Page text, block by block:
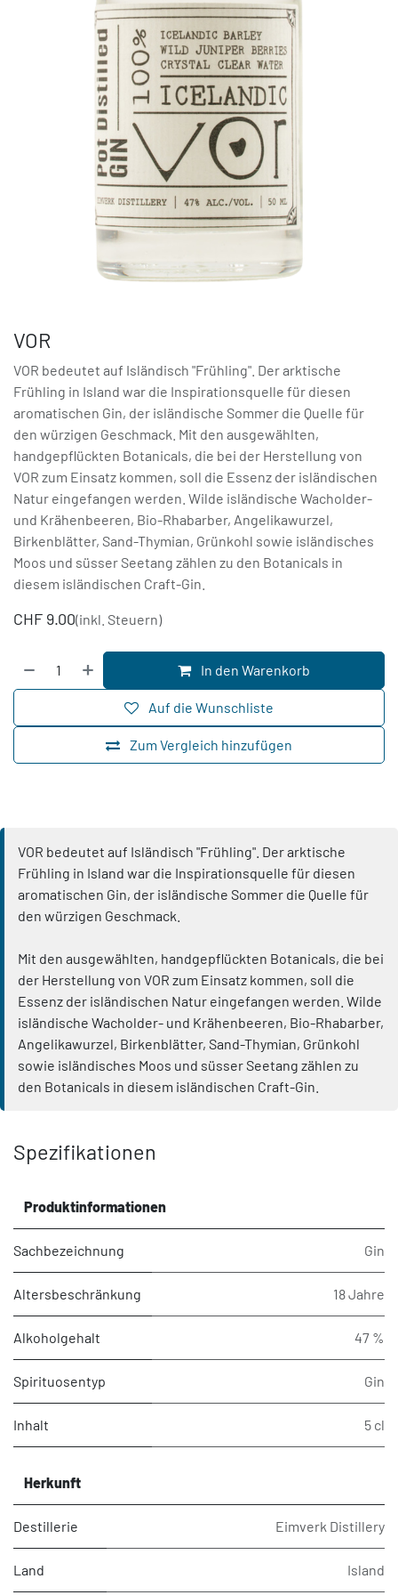
VOR
VOR bedeutet auf Isländisch "Frühling". Der arktische
Frühling in Island war die Inspirationsquelle für diesen
aromatischen Gin, der isländische Sommer die Quelle für
den würzigen Geschmack. Mit den ausgewählten,
handgepflückten Botanicals, die bei der Herstellung von
VOR zum Einsatz kommen, soll die Essenz der isländischen
Natur eingefangen werden. Wilde isländische Wacholder-
und Krähenbeeren, Bio-Rhabarber, Angelikawurzel,
Birkenblätter, Sand-Thymian, Grünkohl sowie isländisches
Moos und süsser Seetang zählen zu den Botanicals in
diesem isländischen Craft-Gin.
CHF 9.00(inkl. Steuern)
In den Warenkorb
Zum Vergleich hinzufügen
Auf die Wunschliste
VOR bedeutet auf Isländisch "Frühling". Der arktische
Frühling in Island war die Inspirationsquelle für diesen
aromatischen Gin, der isländische Sommer die Quelle für
den würzigen Geschmack.
Mit den ausgewählten, handgepflückten Botanicals, die bei
der Herstellung von VOR zum Einsatz kommen, soll die
Essenz der isländischen Natur eingefangen werden. Wilde
isländische Wacholder- und Krähenbeeren, Bio-Rhabarber,
Angelikawurzel, Birkenblätter, Sand-Thymian, Grünkohl
sowie isländisches Moos und süsser Seetang zählen zu
den Botanicals in diesem isländischen Craft-Gin.
Spezifikationen
Produktinformationen
Sachbezeichnung Gin
Altersbeschränkung 18 Jahre
Alkoholgehalt 47 %
Spirituosentyp Gin
Inhalt 5 cl
Herkunft
Destillerie Eimverk Distillery
Land Island